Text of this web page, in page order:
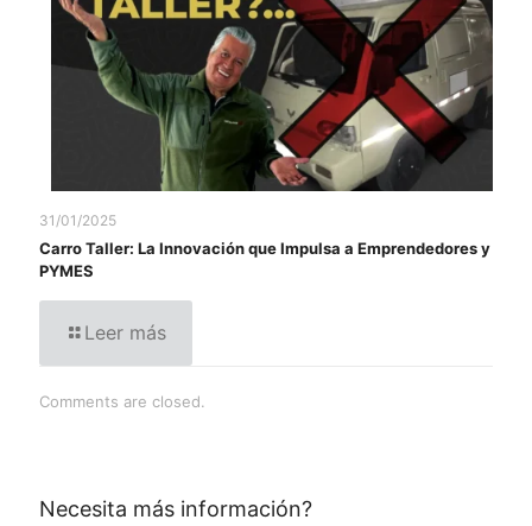
31/01/2025
Carro Taller: La Innovación que Impulsa a Emprendedores y
PYMES
Leer más
Comments are closed.
Necesita más información?